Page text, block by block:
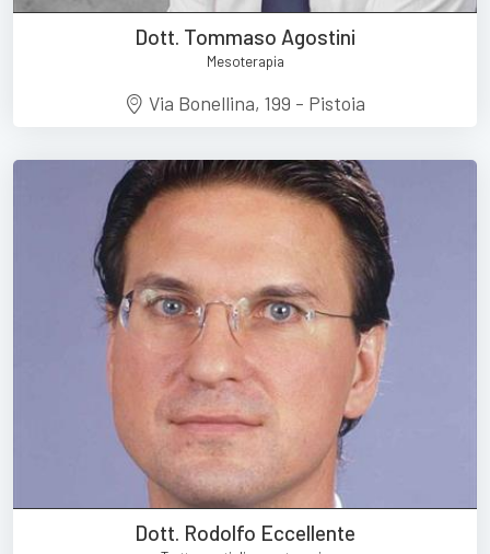
Dott. Tommaso Agostini
Mesoterapia
Via Bonellina, 199 - Pistoia
Dott. Rodolfo Eccellente